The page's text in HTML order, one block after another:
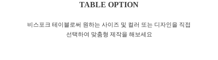
TABLE OPTION
비스포크 테이블로써 원하는 사이즈 및 컬러 또는 디자인을 직접
선택하여 맞춤형 제작을 해보세요